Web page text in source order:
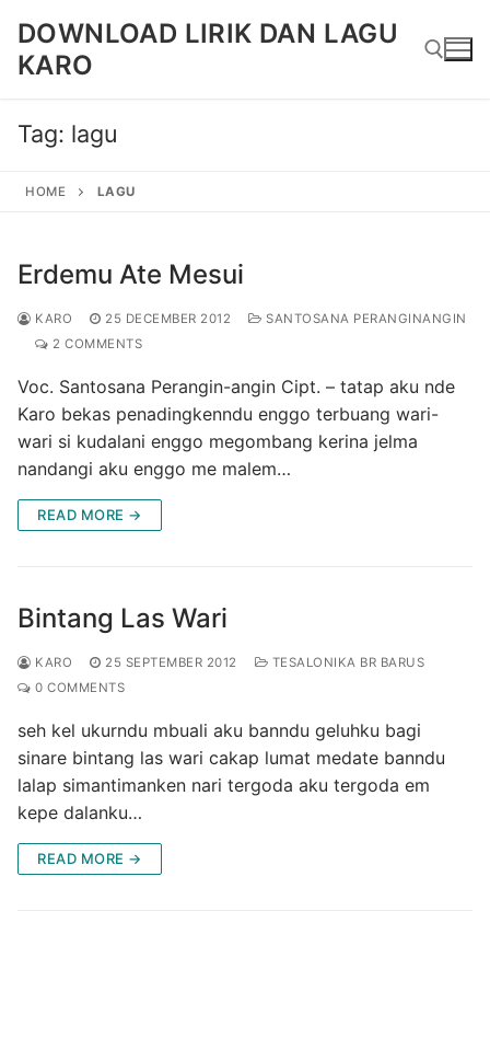
content
DOWNLOAD LIRIK DAN LAGU
KARO
Tag: lagu
HOME LAGU
Erdemu Ate Mesui
KARO 25 DECEMBER 2012
SANTOSANA PERANGINANGIN
2 COMMENTS
Voc. Santosana Perangin-angin Cipt. – tatap aku nde
Karo bekas penadingkenndu enggo terbuang wari-
wari si kudalani enggo megombang kerina jelma
nandangi aku enggo me malem…
READ MORE →
Bintang Las Wari
KARO 25 SEPTEMBER 2012
TESALONIKA BR BARUS
0 COMMENTS
seh kel ukurndu mbuali aku banndu geluhku bagi
sinare bintang las wari cakap lumat medate banndu
lalap simantimanken nari tergoda aku tergoda em
kepe dalanku…
READ MORE →